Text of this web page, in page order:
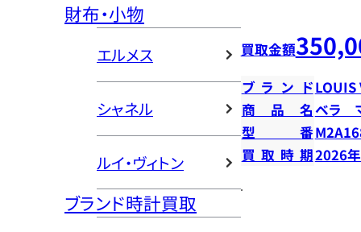
財布・小物
エルメス
シャネル
ルイ・ヴィトン
ブランド時計買取
買取金額
ブランドLOUIS
商品名ベラ
型番
買取時期2026